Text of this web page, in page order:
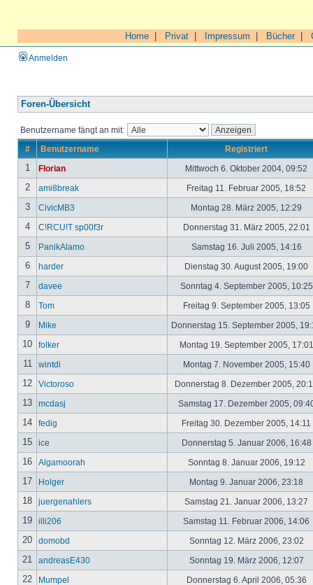
Home Privat Impressum Bücher|
Anmelden
Foren-Übersicht
Benutzername fängt an mit:
# Benutzername Registriert
1 Florian Mittwoch 6. Oktober 2004, 09:52
2 ami8break Freitag 11. Februar 2005, 18:52
3 CivicMB3 Montag 28. März 2005, 12:29
4 C!RCU!T sp00f3r Donnerstag 31. März 2005, 22:01
5 PanikAlamo Samstag 16. Juli 2005, 14:16
6 harder Dienstag 30. August 2005, 19:00
7 davee Sonntag 4. September 2005,
8 Tom Freitag 9. September 2005, 13:05
9 Mike Donnerstag 15. September 2005,
10 folker Montag 19. September 2005,
11 wintdi Montag 7. November 2005, 15:40
12 Victoroso Donnerstag 8. Dezember 2005,
13 mcdasj Samstag 17. Dezember 2005,
14 fedig Freitag 30. Dezember 2005, 14:11
15 ice Donnerstag 5. Januar 2006, 16:48
16 Algamoorah Sonntag 8. Januar 2006, 19:12
17 Holger Montag 9. Januar 2006, 23:18
18 juergenahlers Samstag 21. Januar 2006, 13:27
19 illi206 Samstag 11. Februar 2006, 14:06
20 domobd Sonntag 12. März 2006, 23:02
21 andreasE430 Sonntag 19. März 2006, 12:07
22 Mumpel Donnerstag 6. April 2006, 05:36